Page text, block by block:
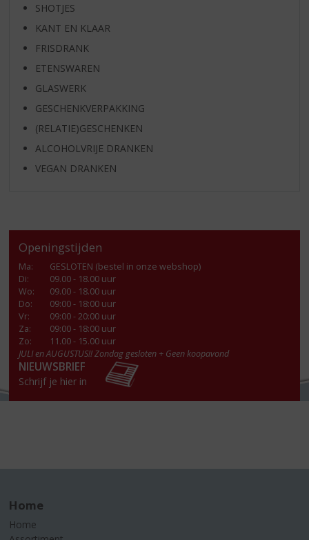
SHOTJES
KANT EN KLAAR
FRISDRANK
ETENSWAREN
GLASWERK
GESCHENKVERPAKKING
(RELATIE)GESCHENKEN
ALCOHOLVRIJE DRANKEN
VEGAN DRANKEN
Openingstijden
Ma:
GESLOTEN (bestel in onze webshop)
Di:
09.00 - 18.00 uur
Wo:
09.00 - 18.00 uur
Do:
09:00 - 18:00 uur
Vr:
09:00 - 20:00 uur
Za:
09:00 - 18:00 uur
Zo:
11.00 - 15.00 uur
JULI en AUGUSTUS!! Zondag gesloten + Geen koopavond
NIEUWSBRIEF
Schrijf je hier in
Home
Home